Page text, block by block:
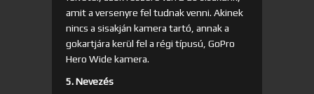
amit a versenyre fel tudnak venni. Akinek
nincs a sisakján kamera tartó, annak a
gokartjára kerül fel a régi típusú, GoPro
Hero Wide kamera.
5. Nevezés